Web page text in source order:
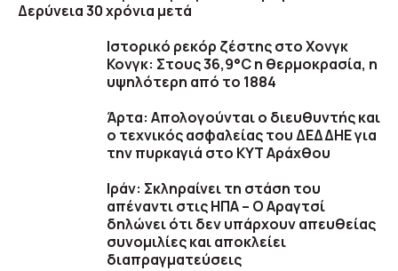
Δερύνεια 30 χρόνια μετά
Ιστορικό ρεκόρ ζέστης στο Χονγκ
Κονγκ: Στους 36,9°C η θερμοκρασία, η
υψηλότερη από το 1884
Άρτα: Απολογούνται ο διευθυντής και
ο τεχνικός ασφαλείας του ΔΕΔΔΗΕ για
την πυρκαγιά στο ΚΥΤ Αράχθου
Ιράν: Σκληραίνει τη στάση του
απέναντι στις ΗΠΑ – Ο Αραγτσί
δηλώνει ότι δεν υπάρχουν απευθείας
συνομιλίες και αποκλείει
διαπραγματεύσεις